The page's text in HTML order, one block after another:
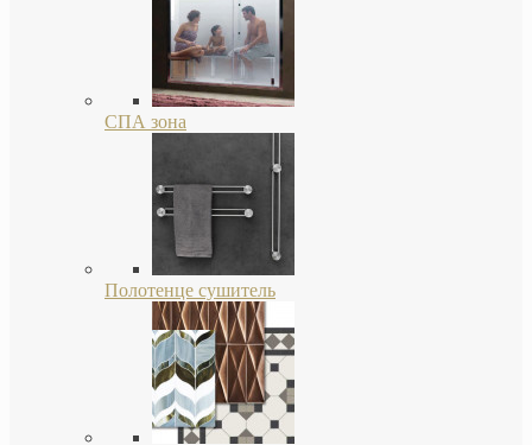
СПА зона
Полотенце сушитель